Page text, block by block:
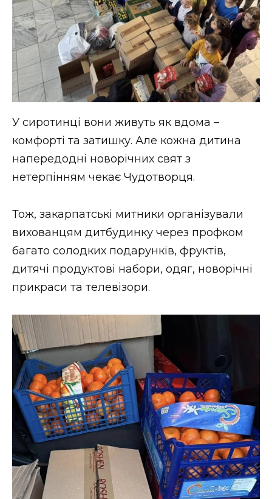
У сиротинці вони живуть як вдома –
комфорті та затишку. Але кожна дитина
напередодні новорічних свят з
нетерпінням чекає Чудотворця.
Тож, закарпатські митники організували
вихованцям дитбудинку через профком
багато солодких подарунків, фруктів,
дитячі продуктові набори, одяг, новорічні
прикраси та телевізори.